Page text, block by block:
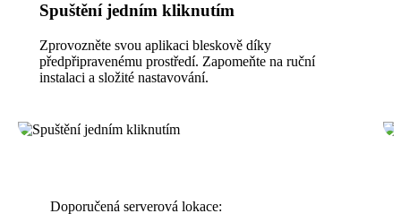
Spuštění jedním kliknutím
Zprovozněte svou aplikaci bleskově díky
předpřipravenému prostředí. Zapomeňte na ruční
instalaci a složité nastavování.
Doporučená serverová lokace: